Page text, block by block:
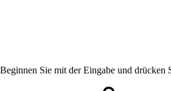
Beginnen Sie mit der Eingabe und drücken